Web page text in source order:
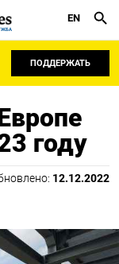
EN
ПОДДЕРЖАТЬ
году
12.12.2022